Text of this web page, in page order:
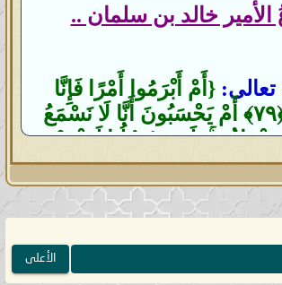
خالد بن سلمان ..
تعالى:{أَمْ أَبْرَمُوا أَمْرًا فَإِنَّا
مُبْرِمُونَ ‎﴿٧٩﴾‏ أَمْ يَحْسَبُونَ أَنَّا لَا نَسْمَعُ
بَلَىٰ وَرُسُلُنَا لَدَيْهِمْ
صدق الله العظيم [سورة
الزخرف].
لقد عَزَّز الله بثالثٍ
بن سلمان ليهلك مَن هَلَك عن
الأعلى